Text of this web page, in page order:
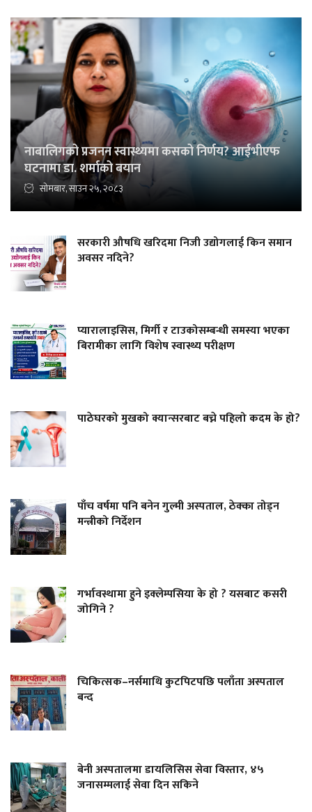
नाबालिगको प्रजनन स्वास्थ्यमा कसको निर्णय? आईभीएफ
घटनामा डा. शर्माको बयान
सोमबार, साउन २५, २०८३
सरकारी औषधि खरिदमा निजी उद्योगलाई किन समान
अवसर नदिने?
प्यारालाइसिस, मिर्गी र टाउकोसम्बन्धी समस्या भएका
बिरामीका लागि विशेष स्वास्थ्य परीक्षण
पाठेघरको मुखको क्यान्सरबाट बच्ने पहिलो कदम के हो?
पाँच वर्षमा पनि बनेन गुल्मी अस्पताल, ठेक्का तोड्न
मन्त्रीको निर्देशन
गर्भावस्थामा हुने इक्लेम्पसिया के हो ? यसबाट कसरी
जोगिने ?
चिकित्सक–नर्समाथि कुटपिटपछि पलाँता अस्पताल
बन्द
बेनी अस्पतालमा डायलिसिस सेवा विस्तार, ४५
जनासम्मलाई सेवा दिन सकिने